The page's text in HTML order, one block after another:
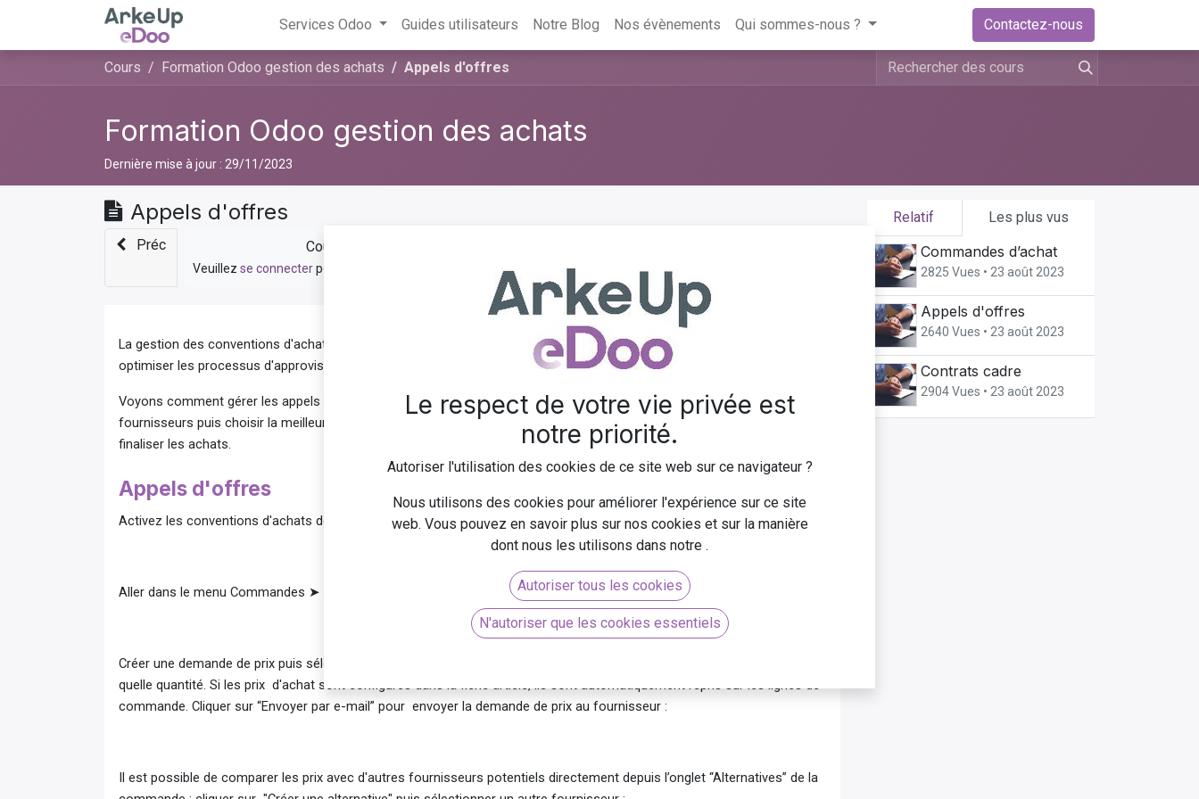
Services Odoo Guides utilisateurs Notre Blog Nos évènements Qui sommes-nous ? Contactez-nous
Cours Formation Odoo gestion des achats Appels d'offres
Formation Odoo gestion des achats
Dernière mise à jour : 29/11/2023
Relatif Les plus vus
Commandes d’achat
2825 Vues • 23 août 2023
Appels d'offres
2640 Vues • 23 août 2023
Contrats cadre
2904 Vues • 23 août 2023
Appels d'offres
Préc Cours privé
Veuillez se connecterpour contacter un responsable.
La gestion des conventions d'achats, telles que les appels d'offres et les commandes ouvertes, est un élément clé pour
optimiser les processus d'approvisionnement d'une entreprise.
Voyons comment gérer les appels d'offres dans Odoo pour créer des contrats d'achat, comparer les prix des
fournisseurs puis choisir la meilleure offre. Voyons également comment mettre à jour les prix dans les commandes et
finaliser les achats.
Appels d'offres
Activez les conventions d'achats de type appels d'offres dans le module Achats ➤ Configuration ➤ Paramètres :
​Aller dans le menu Commandes ➤ Contrats-cadres et cliquer sur Créer :Contrat d’achat de type “Appel d’offres”
Créer une demande de prix puis sélectionner le fournisseur. Ajouter les produits que vous souhaitez commander et en
quelle quantité. Si les prix d'achat sont configurés dans la fiche article, ils sont automatiquement repris sur les lignes de
commande. Cliquer sur “Envoyer par e-mail” pour envoyer la demande de prix au fournisseur :
Il est possible de comparer les prix avec d'autres fournisseurs potentiels directement depuis l’onglet “Alternatives” de la
Le respect de votre vie privée est
notre priorité.
Autoriser l'utilisation des cookies de ce site web sur ce navigateur ?
Nous utilisons des cookies pour améliorer l'expérience sur ce site
web. Vous pouvez en savoir plus sur nos cookies et sur la manière
dont nous les utilisons dans notre .
Autoriser tous les cookies
N'autoriser que les cookies essentiels